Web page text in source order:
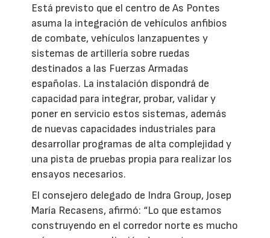
Está previsto que el centro de As Pontes
asuma la integración de vehículos anfibios
de combate, vehículos lanzapuentes y
sistemas de artillería sobre ruedas
destinados a las Fuerzas Armadas
españolas. La instalación dispondrá de
capacidad para integrar, probar, validar y
poner en servicio estos sistemas, además
de nuevas capacidades industriales para
desarrollar programas de alta complejidad y
una pista de pruebas propia para realizar los
ensayos necesarios.
El consejero delegado de Indra Group, Josep
María Recasens, afirmó: “Lo que estamos
construyendo en el corredor norte es mucho